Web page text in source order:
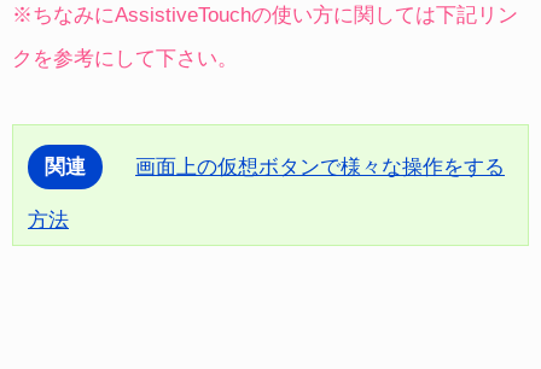
※ちなみにAssistiveTouchの使い方に関しては下記リン
クを参考にして下さい。
関連 画面上の仮想ボタンで様々な操作をする
方法